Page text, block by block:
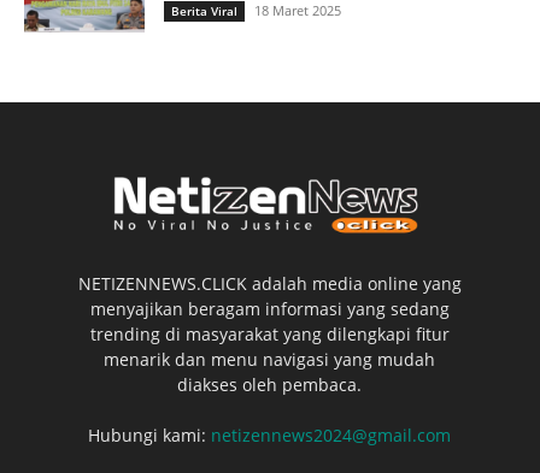
Berita Viral 18 Maret 2025
NETIZENNEWS.CLICK adalah media online yang
menyajikan beragam informasi yang sedang
trending di masyarakat yang dilengkapi fitur
menarik dan menu navigasi yang mudah
diakses oleh pembaca.
Hubungi kami: netizennews2024@gmail.com